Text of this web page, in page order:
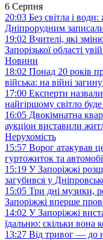
6 Серпня
20:03 Без світла і
Дніпрорудним
19:02 Вчителі, які
Запорізької області
Новини
18:02 Понад 20 років
війська: на війні
17:00 Експерти
найгіршому світло
16:05 Двокімнатна
аукціон виставили
Нерухомість
15:57 Ворог атакував
гуртожиток та
15:19 У Запоріжжі
загубився у
15:05 Три дні музики,
Запоріжжі вперше
14:02 У Запоріжжі
їдальню: скільки
13:27 Від тривог — до